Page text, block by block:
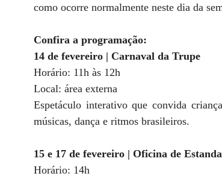
como ocorre normalmente neste dia da
Confira a programação:
14 de fevereiro | Carnaval da Trupe
Horário: 11h às 12h
Local: área externa
Espetáculo interativo que convida
músicas, dança e ritmos brasileiros.
15 e 17 de fevereiro | Oficina de
Horário: 14h